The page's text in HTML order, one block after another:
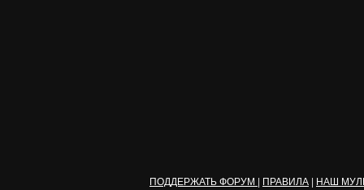
ПОДДЕРЖАТЬ ФОРУМ ПРАВИЛА
НАШ